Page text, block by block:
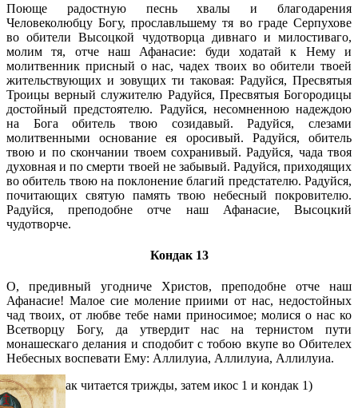
Поюще радостную песнь хвалы и благодарения
Человеколюбцу Богу, прославльшему тя во граде Серпухове
во обители Высоцкой чудотворца дивнаго и милостиваго,
молим тя, отче наш Афанасие: буди ходатай к Нему и
молитвенник присный о нас, чадех твоих во обители твоей
жительствующих и зовущих ти таковая: Радуйся, Пресвятыя
Троицы верный служителю Радуйся, Пресвятыя Богородицы
достойный предстоятелю. Радуйся, несомненною надеждою
на Бога обитель твою созидавый. Радуйся, слезами
молитвенными основание ея оросивый. Радуйся, обитель
твою и по скончании твоем сохранивый. Радуйся, чада твоя
духовная и по смерти твоей не забывый. Радуйся, приходящих
во обитель твою на поклонение благий предстателю. Радуйся,
почитающих святую память твою небесный покровителю.
Радуйся, преподобне отче наш Афанасие, Высоцкий
чудотворче.
Кондак 13
О, предивный угодниче Христов, преподобне отче наш
Афанасие! Малое сие моление приими от нас, недостойных
чад твоих, от любве тебе нами приносимое; молися о нас ко
Всетворцу Богу, да утвердит нас на тернистом пути
монашескаго делания и сподобит с тобою вкупе во Обителех
Небесных воспевати Ему: Аллилуиа, Аллилуиа, Аллилуиа.
(Этот кондак читается трижды, затем икос 1 и кондак 1)